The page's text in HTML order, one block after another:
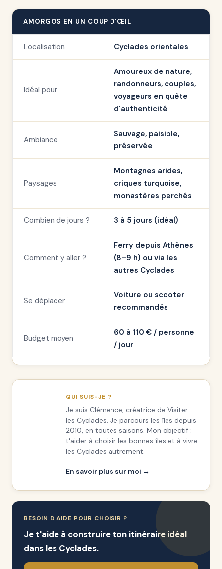
AMORGOS EN UN COUP D'ŒIL
Localisation Cyclades orientales
Idéal pour
Amoureux de nature,
randonneurs, couples,
voyageurs en quête
d'authenticité
Ambiance
Sauvage, paisible,
préservée
Paysages
Montagnes arides,
criques turquoise,
monastères perchés
Combien de jours ? 3 à 5 jours (idéal)
Comment y aller ?
Ferry depuis Athènes
(8–9 h) ou via les
autres Cyclades
Se déplacer
Voiture ou scooter
recommandés
Budget moyen
60 à 110 € / personne
/ jour
QUI SUIS-JE ?
Je suis Clémence, créatrice de Visiter
les Cyclades. Je parcours les îles depuis
2010, en toutes saisons. Mon objectif :
t'aider à choisir les bonnes îles et à vivre
les Cyclades autrement.
En savoir plus sur moi →
BESOIN D'AIDE POUR CHOISIR ?
Je t'aide à construire ton itinéraire idéal
dans les Cyclades.